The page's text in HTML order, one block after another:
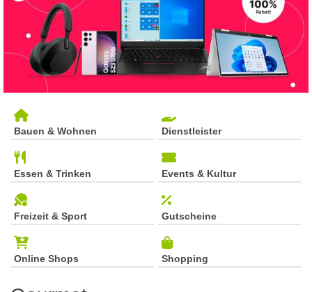
Bauen & Wohnen Dienstleister
Essen & Trinken Events & Kultur
Freizeit & Sport Gutscheine
Online Shops Shopping